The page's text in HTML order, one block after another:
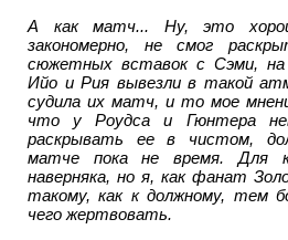
А как матч... Ну, это
закономерно, не смог
сюжетных вставок с Сэми,
Ийо и Рия вывезли в такой
судила их матч, и то мое
что у Роудса и Гюнтера
раскрывать ее в чистом,
матче пока не время. Для
наверняка, но я, как фанат
такому, как к должному, тем
чего жертвовать.